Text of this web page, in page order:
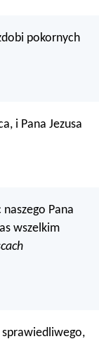
pokornych
i Pana Jezusa
Pana
wszelkim
sprawiedliwego,